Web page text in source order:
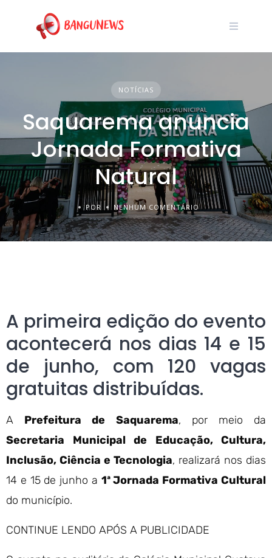
NOTÍCIAS
Saquarema anuncia
Jornada Formativa
Natural
POR NENHUM COMENTÁRIO
A primeira edição do evento
acontecerá nos dias 14 e 15
de junho, com 120 vagas
gratuitas distribuídas.
A Prefeitura de Saquarema, por meio da
Secretaria Municipal de Educação, Cultura,
Inclusão, Ciência e Tecnologia, realizará nos dias
14 e 15 de junho a 1ª Jornada Formativa Cultural
do município.
CONTINUE LENDO APÓS A PUBLICIDADE